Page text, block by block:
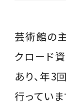
芸術館の
クロード
あり、年3
行っていま